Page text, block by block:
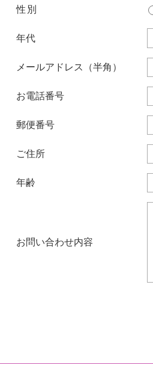
性別
年代
メールアドレス（半角）
お電話番号
郵便番号
ご住所
年齢
お問い合わせ内容